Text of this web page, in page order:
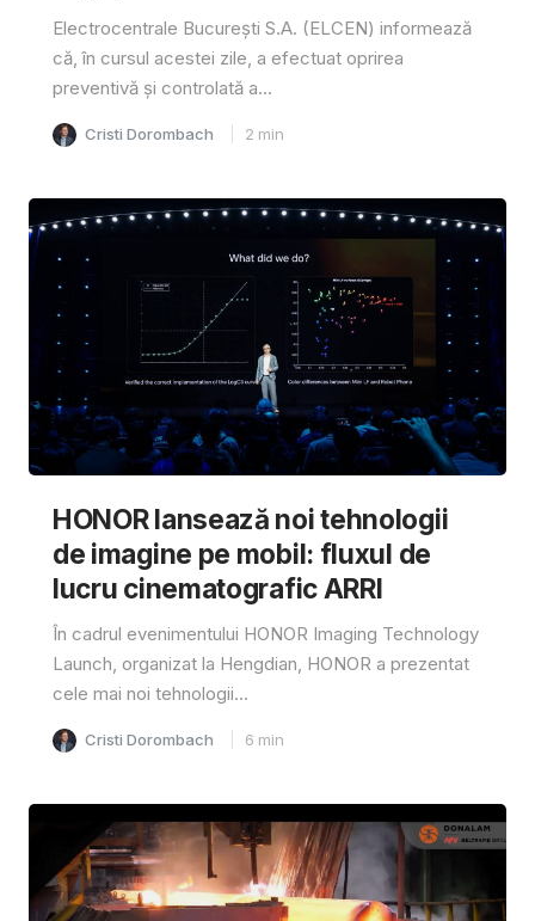
Electrocentrale București S.A. (ELCEN) informează
că, în cursul acestei zile, a efectuat oprirea
preventivă și controlată a...
Cristi Dorombach 2 min
HONOR lansează noi tehnologii
de imagine pe mobil: fluxul de
lucru cinematografic ARRI
În cadrul evenimentului HONOR Imaging Technology
Launch, organizat la Hengdian, HONOR a prezentat
cele mai noi tehnologii...
Cristi Dorombach 6 min